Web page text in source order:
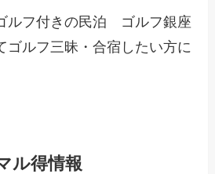
ルフ付きの民泊 ゴルフ銀座
ゴルフ三昧・合宿したい方に
ル得情報